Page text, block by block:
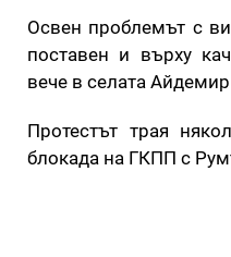
Освен проблемът с
поставен и върху
вече в селата
Протестът трая
блокада на ГКПП с